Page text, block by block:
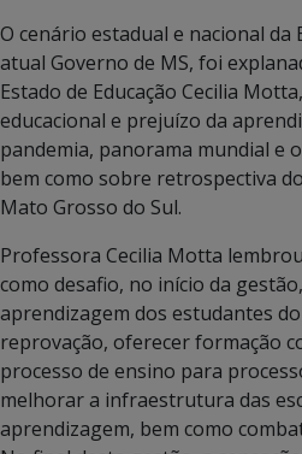
O cenário estadual e nacional da
atual Governo de MS, foi
Estado de Educação Cecilia
educacional e prejuízo da
pandemia, panorama mundial e
bem como sobre retrospectiva
Mato Grosso do Sul.
Professora Cecilia Motta
como desafio, no início da
aprendizagem dos estudantes
reprovação, oferecer formação
processo de ensino para
melhorar a infraestrutura das
aprendizagem, bem como